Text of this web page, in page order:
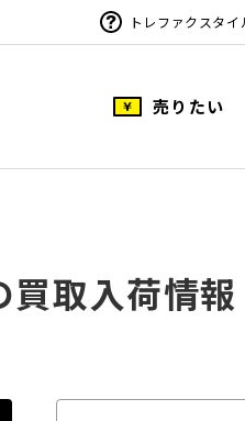
トレファクスタイ
売りたい
買取入荷情報